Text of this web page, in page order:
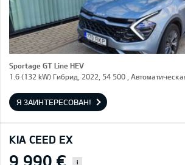
Sportage GT Line HEV
1.6 (132 kW) Гибрид, 2022, 54 500 ,
Я ЗАИНТЕРЕСОВАН!
KIA CEED EX
9 990 € i